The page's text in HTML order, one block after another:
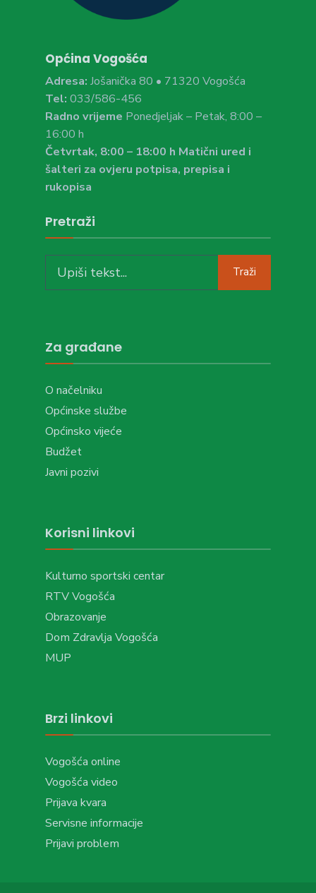
Općina Vogošća
Adresa: Jošanička 80 • 71320 Vogošća
Tel: 033/586-456
Radno vrijeme Ponedjeljak – Petak, 8:00 –
16:00 h
Četvrtak, 8:00 – 18:00 h Matični ured i
šalteri za ovjeru potpisa, prepisa i
rukopisa
Pretraži
for:
Traži
Za građane
O načelniku
Općinske službe
Općinsko vijeće
Budžet
Javni pozivi
Korisni linkovi
Kulturno sportski centar
RTV Vogošća
Obrazovanje
Dom Zdravlja Vogošća
MUP
Brzi linkovi
Vogošća online
Vogošća video
Prijava kvara
Servisne informacije
Prijavi problem